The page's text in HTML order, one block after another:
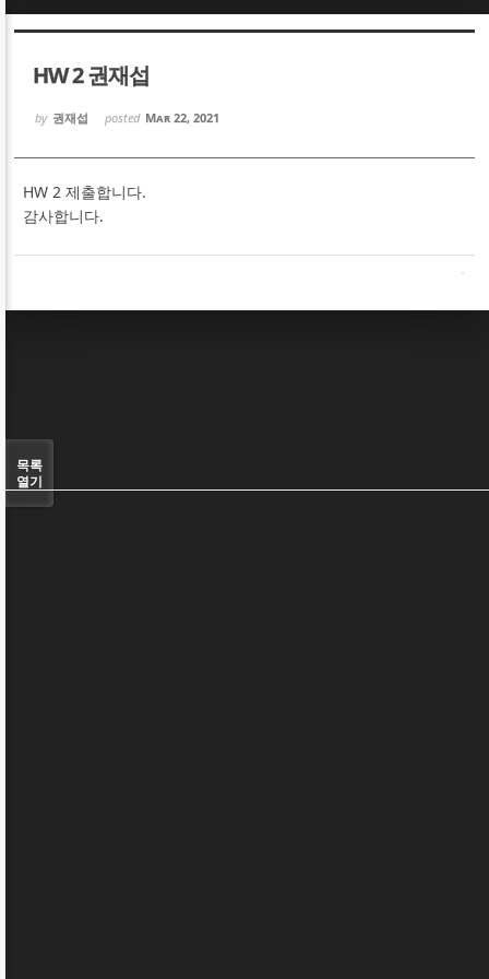
HW 2 권재섭
by 권재섭 posted Mar 22, 2021
HW 2 제출합니다.
감사합니다.
목록
열기
Sketchbook5, 스케치북5
Sketchbook5, 스케치북5
Sketchbook5, 스케치북5
Sketchbook5, 스케치북5